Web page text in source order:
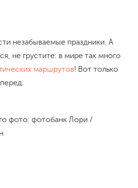
незабываемые праздники. А
не грустите: в мире так много
маршрутов! Вот только
фото: фотобанк Лори /